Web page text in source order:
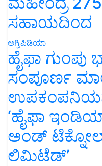
ಸಹಾಯದಿಂದ
ಅಗ್ರಿಪಿಡಿಯಾ
ಹೈಫಾ ಗುಂಪು
ಸಂಪೂರ್ಣ
‘ಹೈಫಾ
ಅಂಡ್
ಲಿಮಿಟೆಡ್’